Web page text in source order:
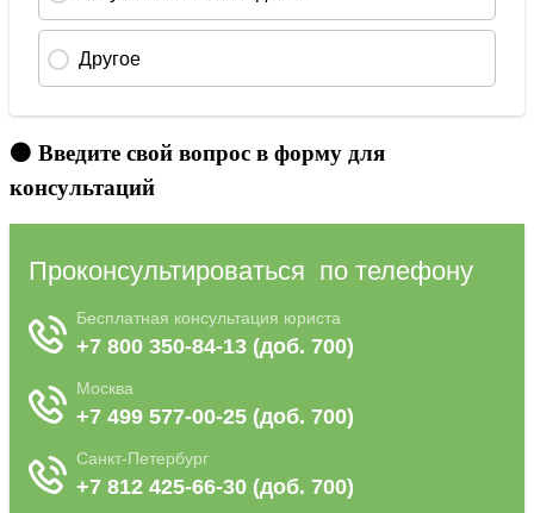
🟠 Введите свой вопрос в форму для
консультаций